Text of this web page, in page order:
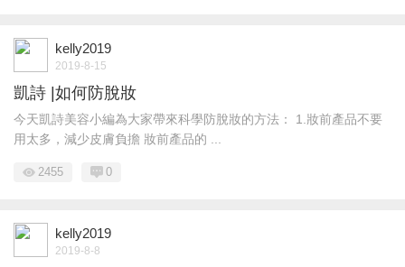
kelly2019
2019-8-15
凱詩 |如何防脫妝
今天凱詩美容小編為大家帶來科學防脫妝的方法： 1.妝前產品不要
用太多，減少皮膚負擔 妝前產品的 ...
2455 0
kelly2019
2019-8-8